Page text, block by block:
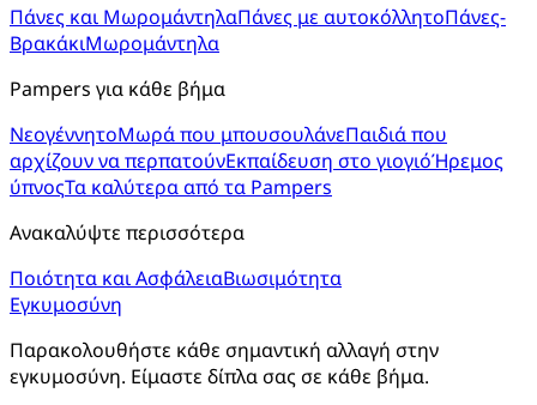
Πάνες και ΜωρομάντηλαΠάνες με αυτοκόλλητοΠάνες-
ΒρακάκιΜωρομάντηλα
Pampers για κάθε βήμα
ΝεογέννητοΜωρά που μπουσουλάνεΠαιδιά που
αρχίζουν να περπατούνΕκπαίδευση στο γιογιόΉρεμος
ύπνοςΤα καλύτερα από τα Pampers
Ανακαλύψτε περισσότερα
Ποιότητα και ΑσφάλειαΒιωσιμότητα
Εγκυμοσύνη
Παρακολουθήστε κάθε σημαντική αλλαγή στην
εγκυμοσύνη. Είμαστε δίπλα σας σε κάθε βήμα.